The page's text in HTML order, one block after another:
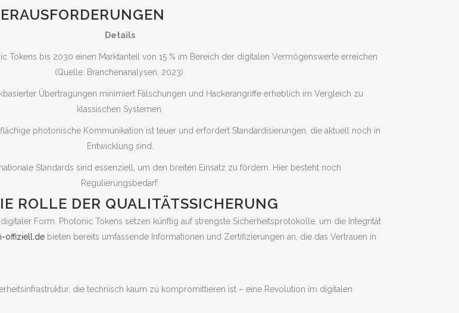
Details
Tokens bis 2030 einen Marktanteil von 15 % im Bereich der digitalen Vermögenswerte erreichen
(Quelle: Branchenanalysen, 2023).
Übertragungen minimiert Fälschungen und Hackerangriffe erheblich im Vergleich zu
klassischen Systemen.
photonische Kommunikation ist teuer und erfordert Standardisierungen, die aktuell noch in
Entwicklung sind.
Standards sind essenziell, um den breiten Einsatz zu fördern. Hier besteht noch
Regulierungsbedarf.
ROLLE DER QUALITÄTSSICHERUNG
Form. Photonic Tokens setzen künftig auf strengste Sicherheitsprotokolle, um die Integrität
offiziell.de bieten bereits umfassende Informationen und Zertifizierungen an, die das Vertrauen in
die technisch kaum zu kompromittieren ist – eine Revolution im digitalen